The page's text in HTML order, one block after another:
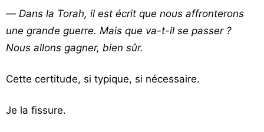
— Dans la Torah, il est écrit que nous affronterons
une grande guerre. Mais que va-t-il se passer ?
Nous allons gagner, bien sûr.
Cette certitude, si typique, si nécessaire.
Je la fissure.